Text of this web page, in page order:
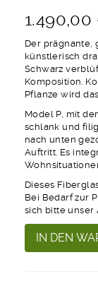
1.490,00
Der prägnante,
künstlerisch
Schwarz
Komposition.
Pflanze wird
Model P, mit
schlank und
nach unten
Auftritt. Es
Dieses
Bei Bedarf zur
sich bitte unser
Oh
Happy
Day
IN DEN